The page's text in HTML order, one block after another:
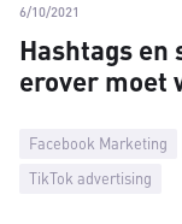
Facebook Marketing
TikTok advertising
6/10/2021
Hashtags
erover moet